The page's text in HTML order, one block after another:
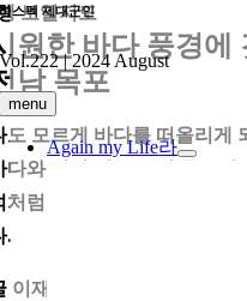
리스펙 제대군인
Vol.222 | 2024 August
menu
Again my Life라
보일지도
원한 바다 풍경에
남 목포
도 모르게 바다를 떠올리게
다와 섬이 있는 도시 목포의
처럼 숨어 있던 바다와 사람
.
이재경